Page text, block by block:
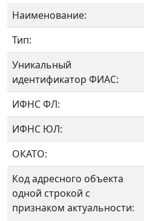
Наименование:
Тип:
Уникальный
идентификатор ФИАС:
ИФНС ФЛ:
ИФНС ЮЛ:
ОКАТО:
Код адресного объекта
одной строкой с
признаком актуальности: